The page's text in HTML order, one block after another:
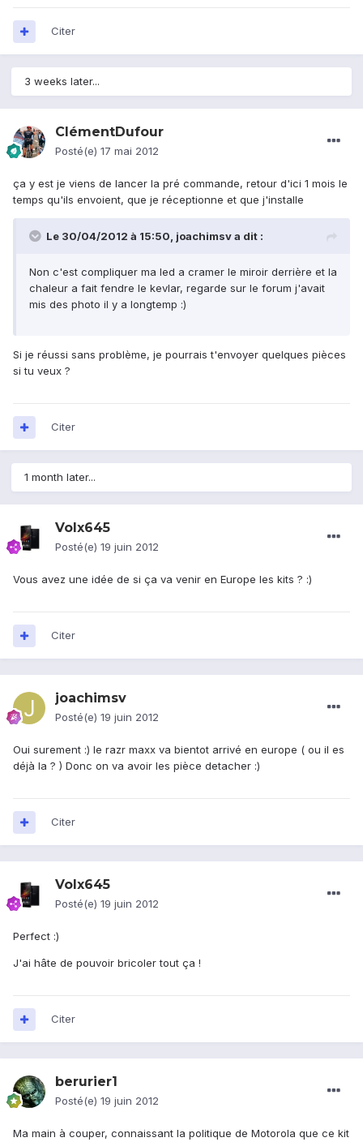
Citer
3 weeks later...
ClémentDufour
Posté(e) 17 mai 2012
ça y est je viens de lancer la pré commande, retour d'ici 1 mois le
temps qu'ils envoient, que je réceptionne et que j'installe
Le 30/04/2012 à 15:50, joachimsv a dit :
Non c'est compliquer ma led a cramer le miroir derrière et la
chaleur a fait fendre le kevlar, regarde sur le forum j'avait
mis des photo il y a longtemp :)
Si je réussi sans problème, je pourrais t'envoyer quelques pièces
si tu veux ?
Citer
1 month later...
Volx645
Posté(e) 19 juin 2012
Vous avez une idée de si ça va venir en Europe les kits ? :)
Citer
joachimsv
Posté(e) 19 juin 2012
Oui surement :) le razr maxx va bientot arrivé en europe ( ou il es
déjà la ? ) Donc on va avoir les pièce detacher :)
Citer
Volx645
Posté(e) 19 juin 2012
Perfect :)
J'ai hâte de pouvoir bricoler tout ça !
Citer
berurier1
Posté(e) 19 juin 2012
Ma main à couper, connaissant la politique de Motorola que ce kit